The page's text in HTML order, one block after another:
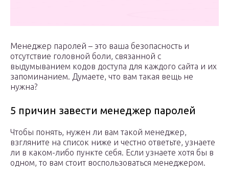
Менеджер паролей – это ваша безопасность и
отсутствие головной боли, связанной с
выдумыванием кодов доступа для каждого сайта и их
запоминанием. Думаете, что вам такая вещь не
нужна?
5 причин завести менеджер паролей
Чтобы понять, нужен ли вам такой менеджер,
взгляните на список ниже и честно ответьте, узнаете
ли в каком-либо пункте себя. Если узнаете хотя бы в
одном, то вам стоит воспользоваться менеджером.